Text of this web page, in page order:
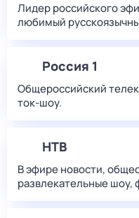
Лидер российского
любимый
Россия 1
Общероссийский
ток-шоу.
НТВ
В эфире новости,
развлекательные шоу,